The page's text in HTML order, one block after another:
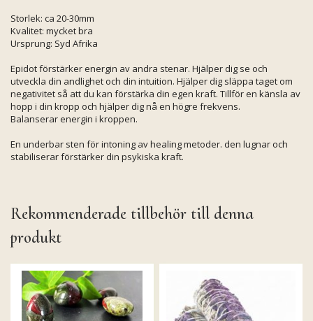
Storlek: ca 20-30mm
Kvalitet: mycket bra
Ursprung: Syd Afrika
Epidot förstärker energin av andra stenar. Hjälper dig se och
utveckla din andlighet och din intuition. Hjälper dig släppa taget om
negativitet så att du kan förstärka din egen kraft. Tillför en känsla av
hopp i din kropp och hjälper dig nå en högre frekvens.
Balanserar energin i kroppen.
En underbar sten för intoning av healing metoder. den lugnar och
stabiliserar förstärker din psykiska kraft.
Rekommenderade tillbehör till denna
produkt